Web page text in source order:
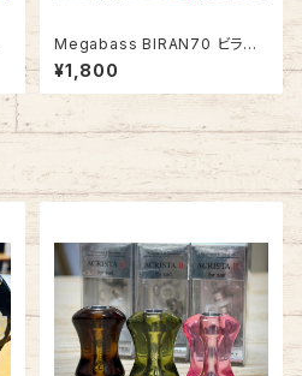
Megabass BIRAN70 ビラン7
0 20g
¥1,800